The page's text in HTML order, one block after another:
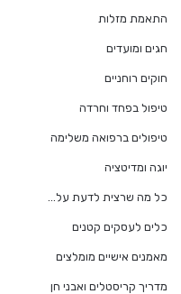
התאמת מזלות
חגים ומועדים
חוקים רוחניים
טיפול בפחד וחרדה
טיפולים ברפואה משלימה
יוגה ומדיטציה
כל מה שרצית לדעת על…
כלים לעסקים קטנים
מאמנים אישיים מומלצים
מדריך קריסטלים ואבני חן